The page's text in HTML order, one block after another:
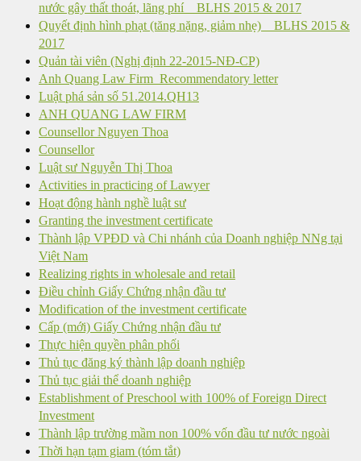
nước gây thất thoát, lãng phí _ BLHS 2015 & 2017
Quyết định hình phạt (tăng nặng, giảm nhẹ) _ BLHS 2015 &
2017
Quản tài viên (Nghị định 22-2015-NĐ-CP)
Anh Quang Law Firm_Recommendatory letter
Luật phá sản số 51.2014.QH13
ANH QUANG LAW FIRM
Counsellor Nguyen Thoa
Counsellor
Luật sư Nguyễn Thị Thoa
Activities in practicing of Lawyer
Hoạt động hành nghề luật sư
Granting the investment certificate
Thành lập VPĐD và Chi nhánh của Doanh nghiệp NNg tại
Việt Nam
Realizing rights in wholesale and retail
Điều chỉnh Giấy Chứng nhận đầu tư
Modification of the investment certificate
Cấp (mới) Giấy Chứng nhận đầu tư
Thực hiện quyền phân phối
Thủ tục đăng ký thành lập doanh nghiệp
Thủ tục giải thể doanh nghiệp
Establishment of Preschool with 100% of Foreign Direct
Investment
Thành lập trường mầm non 100% vốn đầu tư nước ngoài
Thời hạn tạm giam (tóm tắt)